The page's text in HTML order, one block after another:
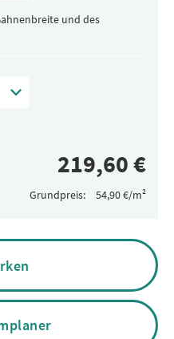
und des
Grundpreis: